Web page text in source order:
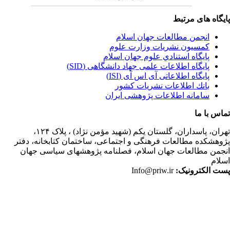
های مرتبط
انجمن مطالعات جهان اسلام
کمسیون نشریات وزارت علوم
پايگاه استنادي علوم جهان اسلام
پایگاه اطلاعات علمی جهاد دانشگاهی (SID)
پایگاه اطلاعاتی آی اس آی (ISI)
بانك اطلاعات نشريات كشور
سامانه اطلاعات پژوهشی ایران
با ما
پاسداران، گلستان یکم (شهید مؤمن نژاد) ، پلاک ۱۲۴،
مطالعات فرهنگی و اجتماعی، ساختمان کتابخانه، دفتر
مطالعات جهان اسلام، فصلنامه پژوهشهای سیاسی جهان
الکترونیک:Info@priw.ir